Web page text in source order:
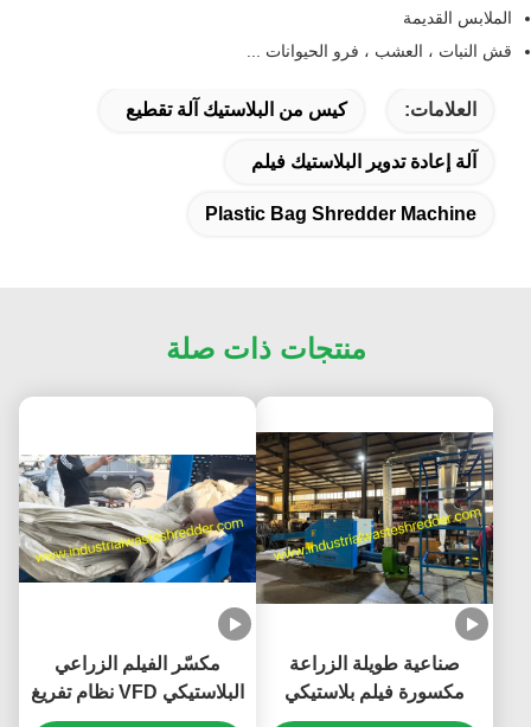
الملابس القديمة
قش النبات ، العشب ، فرو الحيوانات ...
العلامات: كيس من البلاستيك آلة تقطيع
آلة إعادة تدوير البلاستيك فيلم
Plastic Bag Shredder Machine
منتجات ذات صلة
صناعية طويلة الزراعة
مكسورة فيلم بلاستيكي
500kg في الساعة معتمدة
مكسّر الفيلم الزراعي
البلاستيكي VFD نظام تفريغ
مدفّق المحرك،HDPE OPP